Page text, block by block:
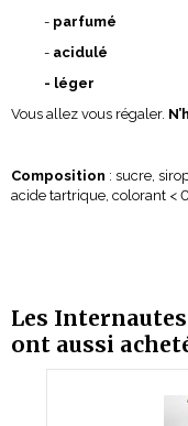
- parfumé
- acidulé
- léger
Vous allez vous régaler.
Composition : sucre,
acide tartrique, colorant <
Les
ont aussi